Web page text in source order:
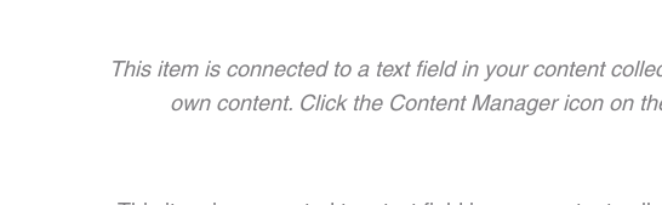
This item is connected to a text field in your content
own content. Click the Content Manager icon on